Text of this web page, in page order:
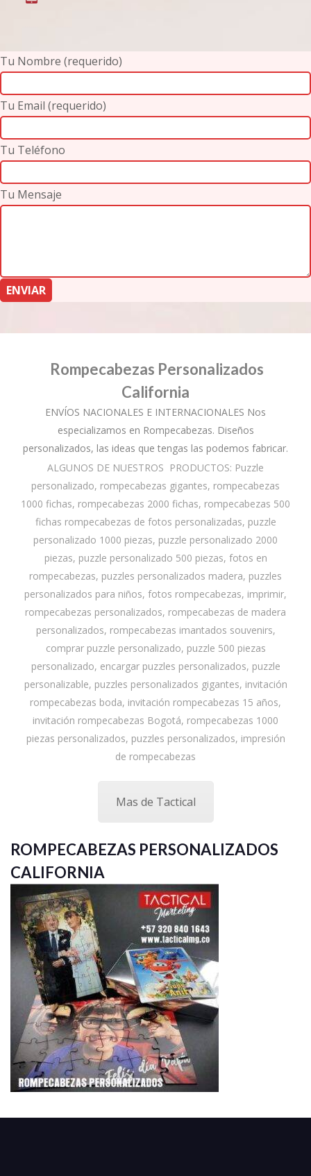
Tu Nombre (requerido)
Tu Email (requerido)
Tu Teléfono
Tu Mensaje
Rompecabezas Personalizados
California
ENVÍOS NACIONALES E INTERNACIONALES Nos
especializamos en Rompecabezas. Diseños
personalizados, las ideas que tengas las podemos fabricar.
ALGUNOS DE NUESTROS PRODUCTOS: Puzzle
personalizado, rompecabezas gigantes, rompecabezas
1000 fichas, rompecabezas 2000 fichas, rompecabezas 500
fichas rompecabezas de fotos personalizadas, puzzle
personalizado 1000 piezas, puzzle personalizado 2000
piezas, puzzle personalizado 500 piezas, fotos en
rompecabezas, puzzles personalizados madera, puzzles
personalizados para niños, fotos rompecabezas, imprimir,
rompecabezas personalizados, rompecabezas de madera
personalizados, rompecabezas imantados souvenirs,
comprar puzzle personalizado, puzzle 500 piezas
personalizado, encargar puzzles personalizados, puzzle
personalizable, puzzles personalizados gigantes, invitación
rompecabezas boda, invitación rompecabezas 15 años,
invitación rompecabezas Bogotá, rompecabezas 1000
piezas personalizados, puzzles personalizados, impresión
de rompecabezas
Mas de Tactical
ROMPECABEZAS PERSONALIZADOS
CALIFORNIA